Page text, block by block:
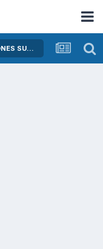
TEMAS COMUNES PARA TODOS LAS VERSIONES SUPER DINK